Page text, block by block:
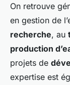
On retrouve
en gestion de
recherche, au
production
projets de
expertise est